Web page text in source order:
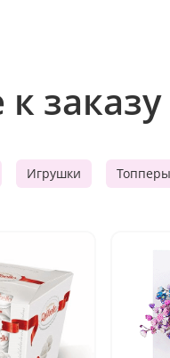
заказу
Игрушки Топперы